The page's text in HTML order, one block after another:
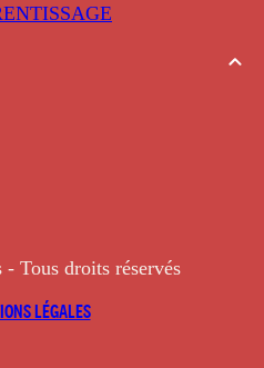
Tous droits réservés
LÉGALES